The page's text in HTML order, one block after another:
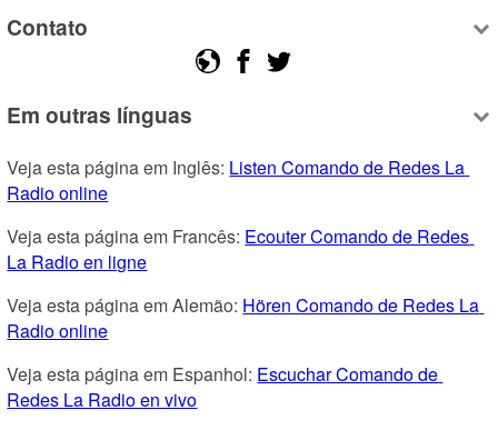
Contato
Em outras línguas
Veja esta página em Inglês: Listen Comando de Redes La
Radio online
Veja esta página em Francês: Ecouter Comando de Redes
La Radio en ligne
Veja esta página em Alemão: Hören Comando de Redes La
Radio online
Veja esta página em Espanhol: Escuchar Comando de
Redes La Radio en vivo